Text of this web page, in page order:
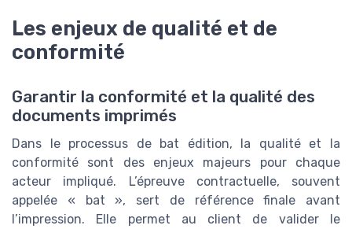
Les enjeux de qualité et de
conformité
Garantir la conformité et la qualité des
documents imprimés
Dans le processus de bat édition, la qualité et la
conformité sont des enjeux majeurs pour chaque
acteur impliqué. L’épreuve contractuelle, souvent
appelée « bat », sert de référence finale avant
l’impression. Elle permet au client de valider le